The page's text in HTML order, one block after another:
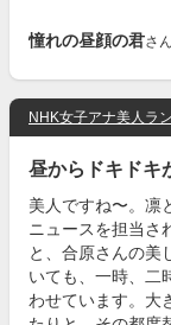
憧れの昼顔の君さ
NHK女子アナ美人ラ
昼からドキドキ
美人ですね〜。凛
ニュースを担当さ
と、合原さんの美
いても、一時、二
わせています。大